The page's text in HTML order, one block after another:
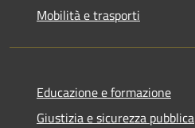
Mobilità e trasporti
Educazione e formazione
Giustizia e sicurezza pubblica